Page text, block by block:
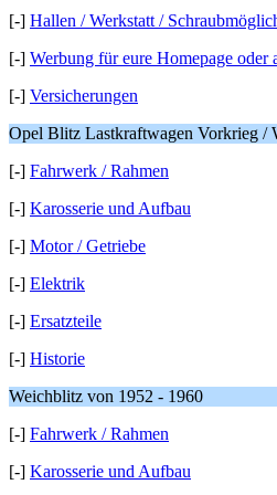
[-] Hallen / Werkstatt /
[-] Werbung für eure Homepage oder
[-] Versicherungen
Opel Blitz Lastkraftwagen Vorkrieg /
[-] Fahrwerk / Rahmen
[-] Karosserie und Aufbau
[-] Motor / Getriebe
[-] Elektrik
[-] Ersatzteile
[-] Historie
Weichblitz von 1952 - 1960
[-] Fahrwerk / Rahmen
[-] Karosserie und Aufbau